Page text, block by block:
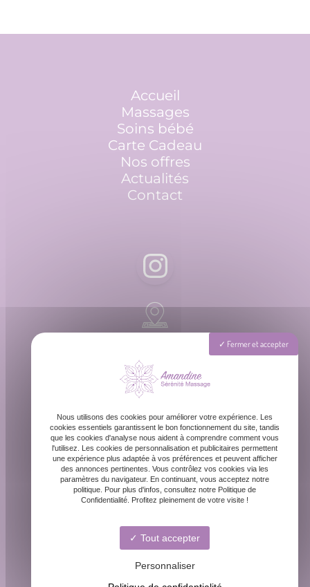
l’article
Accueil
Massages
Soins bébé
Carte Cadeau
Nos offres
Actualités
Contact
Rue Barreyre, 33300 Bordeaux
contact@amandinemassage.fr
06 87 31 87 39
Fermer et accepter
Nous utilisons des cookies pour améliorer votre expérience. Les
cookies essentiels garantissent le bon fonctionnement du site, tandis
que les cookies d'analyse nous aident à comprendre comment vous
l'utilisez. Les cookies de personnalisation et publicitaires permettent
une expérience plus adaptée à vos préférences et peuvent afficher
des annonces pertinentes. Vous contrôlez vos cookies via les
paramètres du navigateur. En continuant, vous acceptez notre
politique. Pour plus d'infos, consultez notre Politique de
Confidentialité. Profitez pleinement de votre visite !
Tout accepter
Personnaliser